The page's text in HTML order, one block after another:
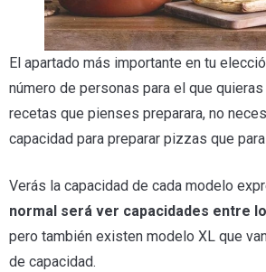
El apartado más importante en tu
número de personas para el que
recetas que pienses preparara, no
capacidad para preparar pizzas que
Verás la capacidad de cada modelo
normal será ver capacidades entre
pero también existen modelo XL que
de capacidad.